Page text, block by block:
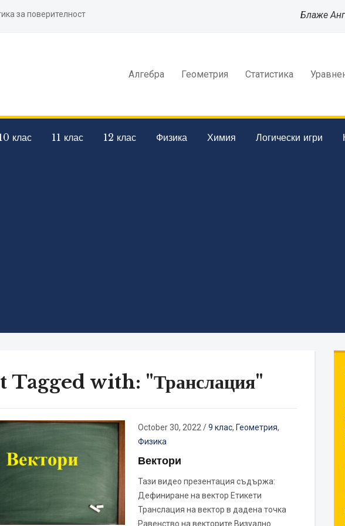
за поверителност Блаже
Алгебра Геометрия Статистика
клас 11 клас 12 клас Физика Химия Логически игри
Tagged with: "Транслация"
October 30, 2022 /9 клас, Геометрия,
Физика
Вектори
Тази видео презентация съдържа:
Дефиниране на вектор Етикети
Транслация на вектор в дадена точка
Равенство на векторите Визуално